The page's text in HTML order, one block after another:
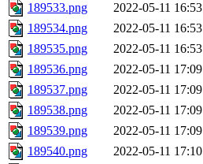
189533.png
2022-05-11 16:53
189534.png
2022-05-11 16:53
189535.png
2022-05-11 16:53
189536.png
2022-05-11 17:09
189537.png
2022-05-11 17:09
189538.png
2022-05-11 17:09
189539.png
2022-05-11 17:09
189540.png
2022-05-11 17:10